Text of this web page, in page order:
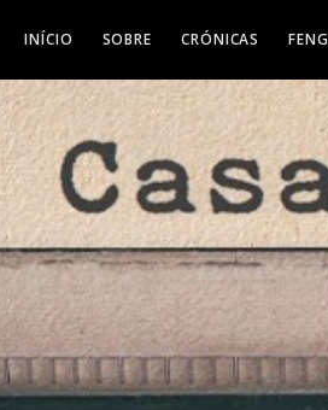
INÍCIO SOBRE CRÓNICAS